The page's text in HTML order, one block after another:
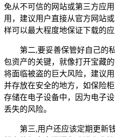
免从不可信的网站或第三方应
用，建议用户直接从官方网站
样可以最大程度地保证下载的
第二,要妥善保管好自己的
包资产的关键，就像打开宝藏
将面临被盗的巨大风险，建议
并存放在安全的地方，如保险
存储在电子设备中，因为电子
丢失的风险。
第三,用户还应该定期更新